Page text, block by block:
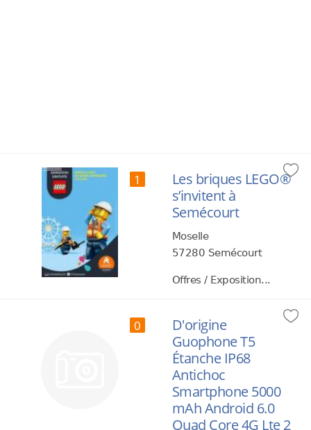
1
Les briques LEGO®
s’invitent à
Semécourt
Moselle
57280 Semécourt
Offres / Exposition...
0
D'origine
Guophone T5
Étanche IP68
Antichoc
Smartphone 5000
mAh Android 6.0
Quad Core 4G Lte 2